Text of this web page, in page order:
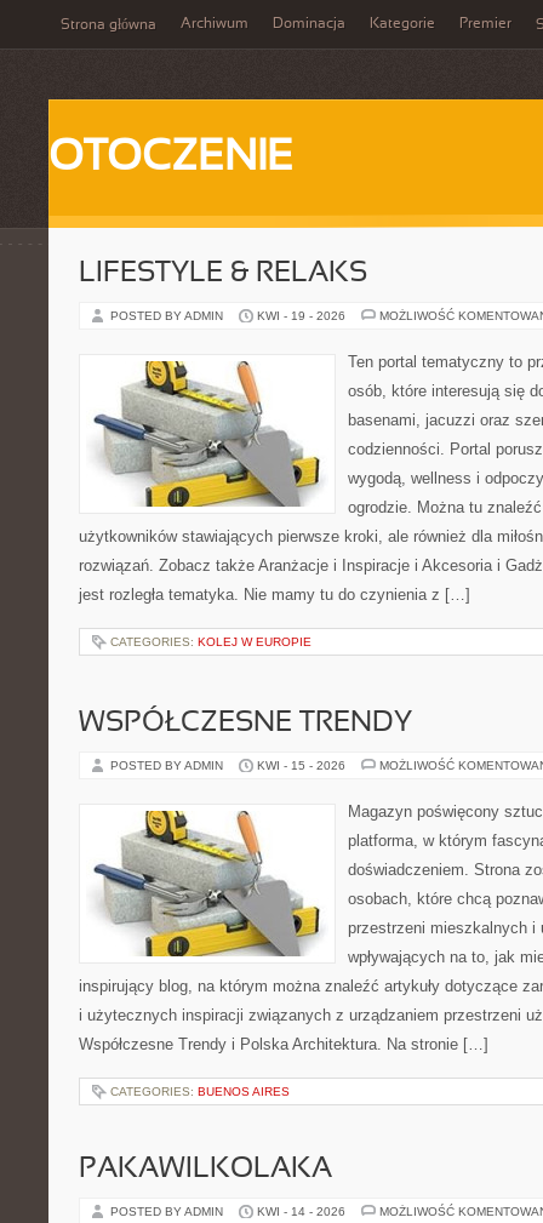
Strona główna Archiwum Dominacja Kategorie Premier
OTOCZENIE
LIFESTYLE & RELAKS
POSTED BY ADMIN KWI - 19 - 2026 MOŻLIWOŚĆ
Ten portal tematyczny to
osób, które interesują się
basenami, jacuzzi oraz
codzienności. Portal
wygodą, wellness i
ogrodzie. Można tu
użytkowników stawiających pierwsze kroki, ale również dla
rozwiązań. Zobacz także Aranżacje i Inspiracje i Akcesoria i
jest rozległa tematyka. Nie mamy tu do czynienia z […]
CATEGORIES: KOLEJ W EUROPIE
WSPÓŁCZESNE TRENDY
POSTED BY ADMIN KWI - 15 - 2026 MOŻLIWOŚĆ
Magazyn poświęcony
platforma, w którym
doświadczeniem. Strona
osobach, które chcą
przestrzeni mieszkalnych i
wpływających na to, jak
inspirujący blog, na którym można znaleźć artykuły dotyczące
i użytecznych inspiracji związanych z urządzaniem przestrzeni
Współczesne Trendy i Polska Architektura. Na stronie […]
CATEGORIES: BUENOS AIRES
PAKAWILKOLAKA
POSTED BY ADMIN KWI - 14 - 2026 MOŻLIWOŚĆ